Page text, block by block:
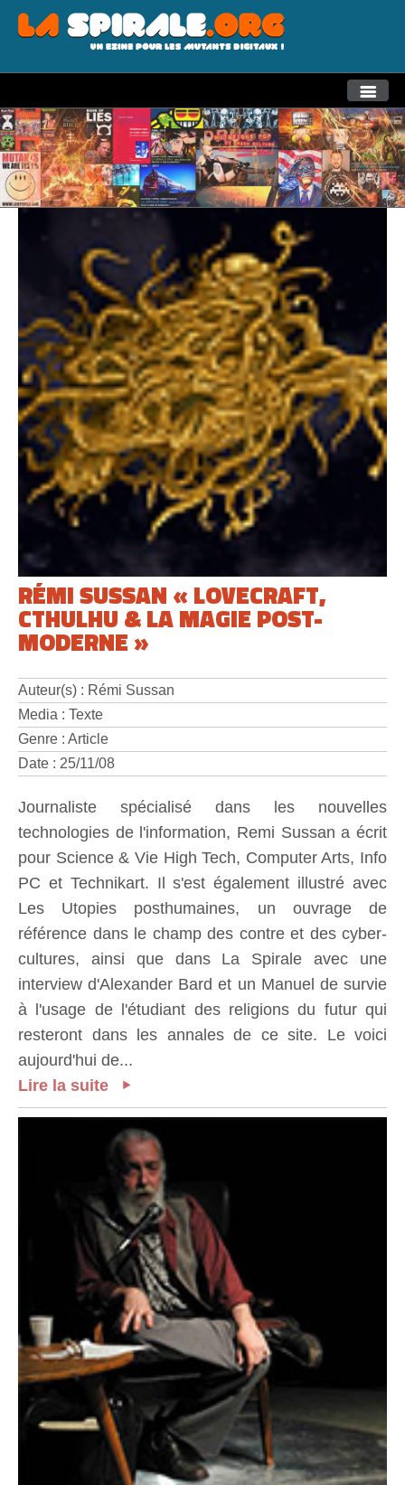
THEMES
RECHERCHE AVANCEE
LA SPIRALE
RÉMI SUSSAN « LOVECRAFT,
CTHULHU & LA MAGIE POST-
MODERNE »
Auteur(s) : Rémi Sussan
Media : Texte
Genre : Article
Date : 25/11/08
Journaliste spécialisé dans les nouvelles
technologies de l'information, Remi Sussan a écrit
pour Science & Vie High Tech, Computer Arts, Info
PC et Technikart. Il s'est également illustré avec
Les Utopies posthumaines, un ouvrage de
référence dans le champ des contre et des cyber-
cultures, ainsi que dans La Spirale avec une
interview d'Alexander Bard et un Manuel de survie
à l'usage de l'étudiant des religions du futur qui
resteront dans les annales de ce site. Le voici
aujourd'hui de...
Lire la suite